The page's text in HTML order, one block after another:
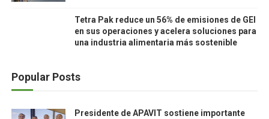
Tetra Pak reduce un 56% de emisiones de GEI
en sus operaciones y acelera soluciones para
una industria alimentaria más sostenible
Popular Posts
Presidente de APAVIT sostiene importante